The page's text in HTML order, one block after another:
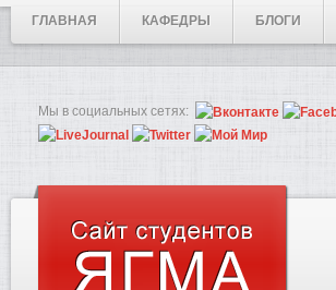
ГЛАВНАЯ КАФЕДРЫ БЛОГИ
Мы в социальных сетях: